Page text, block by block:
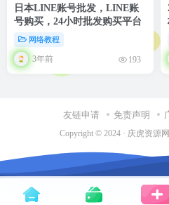
日本LINE账号批发，LINE账
号购买，24小时批发购买平台
网络教程
3年前 193
友链申请 免责声明
Copyright © 2024 · 庆虎资源网